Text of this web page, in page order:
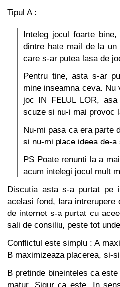
Tipul A :
Inteleg jocul foarte
dintre hate mail de la
care s-ar putea lasa de
Pentru tine, asta s-ar
mine inseamna ceva. Nu
joc IN FELUL LOR,
scuze si nu-i mai provoc
Nu-mi pasa ca era parte
si nu-mi place ideea de-
PS Poate renunti la a
acum intelegi jocul mult
Discutia asta s-a purtat pe
acelasi fond, fara intrerupere
de internet s-a purtat cu
sali de consiliu, peste tot
Conflictul este simplu : A
B maximizeaza placerea, si-
B pretinde bineinteles ca
matur. Sigur ca este. In